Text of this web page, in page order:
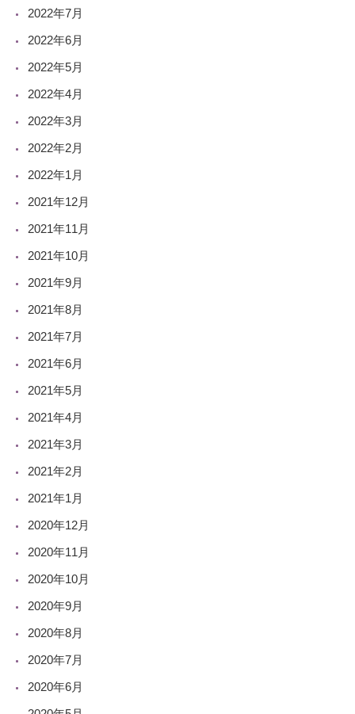
2022年7月
2022年6月
2022年5月
2022年4月
2022年3月
2022年2月
2022年1月
2021年12月
2021年11月
2021年10月
2021年9月
2021年8月
2021年7月
2021年6月
2021年5月
2021年4月
2021年3月
2021年2月
2021年1月
2020年12月
2020年11月
2020年10月
2020年9月
2020年8月
2020年7月
2020年6月